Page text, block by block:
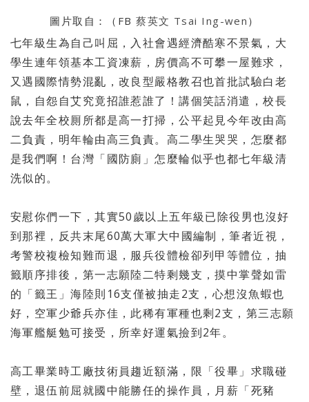
圖片取自：（FB蔡英文 Tsai Ing-wen ）
七年級生為自己叫屈，入社會遇經濟酷寒不景氣， 大
學生連年領基本工資凍薪，房價高不可攀一屋難求，
又遇國際情勢混亂，改良型嚴格教召也首批試驗白老
鼠， 自怨自艾究竟招誰惹誰了！講個笑話消遣，校長
說去年全校厠所都是高一打掃，公平起見今年改由高
二負責， 明年輪由高三負責。高二學生哭哭，怎麼都
是我們啊！台灣「國防廁」怎麼輪似乎也都七年級清
洗似的。
安慰你們一下，其實50歲以上五年級已除役男也沒好
到那裡， 反共末尾60萬大軍大中國編制，筆者近視，
考警校複檢知難而退， 服兵役體檢卻列甲等體位，抽
籤順序排後，第一志願陸二特剩幾支，摸中掌聲如雷
的「籤王」海陸則16支僅被抽走2支， 心想沒魚蝦也
好，空軍少爺兵亦佳，此稀有軍種也剩2支， 第三志願
海軍艦艇勉可接受，所幸好運氣撿到2年。
高工畢業時工廠技術員趨近額滿，限「役畢」求職碰
壁， 退伍前屈就國中能勝任的操作員，月薪「死豬